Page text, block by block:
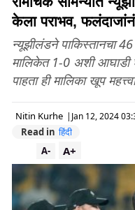
केला पराभव,
न्यूझीलंडने पाकिस्तानचा 46
मालिकेत 1-0 अशी आघाडी
पाहता ही मालिका खूप
Nitin Kurhe | Jan 12, 2024
Read in हिंदी
A+
A-